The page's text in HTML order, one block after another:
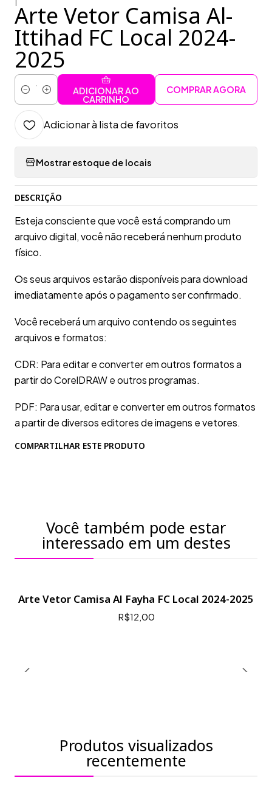
Arte Vetor Camisa Al-
Ittihad FC Local 2024-
2025
Quantidade
ADICIONAR AO
CARRINHO
COMPRAR AGORA
Adicionar à lista de favoritos
Mostrar estoque de locais
DESCRIÇÃO
Esteja consciente que você está comprando um
arquivo digital, você não receberá nenhum produto
físico.
Os seus arquivos estarão disponíveis para download
imediatamente após o pagamento ser confirmado.
Você receberá um arquivo contendo os seguintes
arquivos e formatos:
CDR: Para editar e converter em outros formatos a
partir do CorelDRAW e outros programas.
PDF: Para usar, editar e converter em outros formatos
a partir de diversos editores de imagens e vetores.
COMPARTILHAR ESTE PRODUTO
Você também pode estar
interessado em um destes
Arte Vetor Camisa Al Fayha FC Local 2024-2025
R$12,00
Produtos visualizados
recentemente